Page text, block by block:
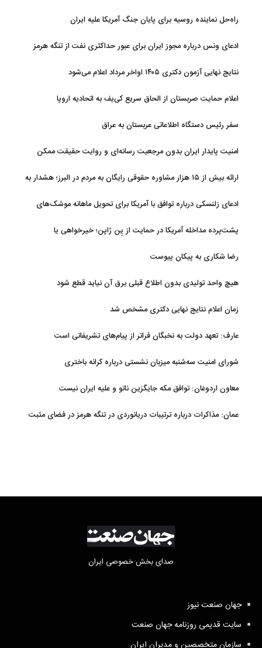
راه‌حل نماینده روسیه برای پایان جنگ آمریکا علیه ایران
ادعای ونس درباره مجوز ایران برای عبور حداکثری نفت از تنگه هرمز
نتایج نهایی آزمون دکتری ۱۴۰۵ اواخر مرداد اعلام می‌شود
اعلام حمایت صربستان از الحاق سریع کی‌یف به اتحادیه اروپا
سفر رئیس دستگاه اطلاعاتی عربستان به عراق
امنیت پایدار ایران بدون مرجعیت رسانه‌ای و روایت حقیقت ممکن
ارائه بیش از ۱۵ هزار مشاوره حقوقی رایگان به مردم در البرز؛ هشدار به
ادعای زلنسکی درباره توافق با آمریکا برای تحویل ماهانه موشک‌های
پشت‌پرده مداخله آمریکا در حمایت از یِن ژاپن؛ خیرخواهی یا
رضا شکاری به پیکان پیوست
هیچ واحد تولیدی بدون اطلاع قبلی برق آن نیاید قطع شود
زمان اعلام نتایج نهایی دکتری مشخص شد
عارف: تعهد دولت به نخبگان فراتر از پیام‎‌های تشریفاتی است
شورای امنیت سه‌شنبه میزبان نشستی درباره کرانه باختری
معاون اردوغان: توافق مکه جایگزین ناتو و علیه ایران نیست
عمان: مذاکرات درباره ترتیبات دریانوردی در تنگه هرمز در فضای مثبت
صدای بخش خصوصی ایران
جهان صنعت نیوز
سایت قدیمی روزنامه جهان صنعت